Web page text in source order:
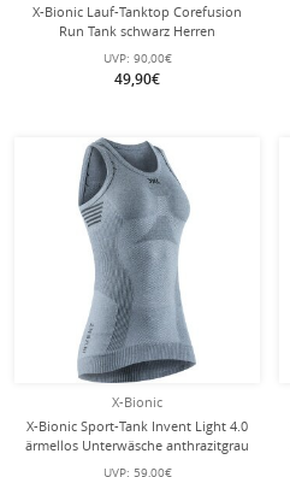
X-Bionic Lauf-Tanktop Corefusion
Run Tank schwarz Herren
UVP: 90,00€
49,90€
X-Bionic
X-Bionic Sport-Tank Invent Light 4.0
ärmellos Unterwäsche anthrazitgrau
UVP: 59,00€